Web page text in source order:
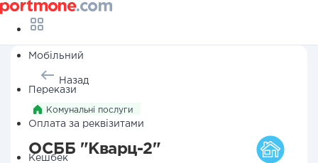
Мобільний
Перекази
Оплата за реквізитами
Кешбек
Назад
Комунальні послуги
ОСББ "Кварц-2"